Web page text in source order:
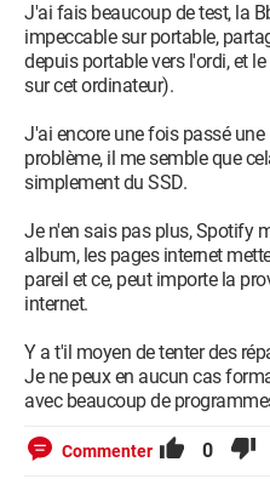
J'ai fais beaucoup de test, la
impeccable sur portable,
depuis portable vers l'ordi, et
sur cet ordinateur).
J'ai encore une fois passé
problème, il me semble que
simplement du SSD.
Je n'en sais pas plus, Spotify
album, les pages internet
pareil et ce, peut importe la
internet.
Y a t'il moyen de tenter des
Je ne peux en aucun cas
avec beaucoup de
Commenter 0